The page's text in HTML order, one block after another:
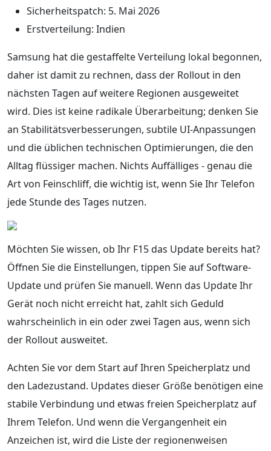
Sicherheitspatch: 5. Mai 2026
Erstverteilung: Indien
Samsung hat die gestaffelte Verteilung lokal begonnen,
daher ist damit zu rechnen, dass der Rollout in den
nächsten Tagen auf weitere Regionen ausgeweitet
wird. Dies ist keine radikale Überarbeitung; denken Sie
an Stabilitätsverbesserungen, subtile UI-Anpassungen
und die üblichen technischen Optimierungen, die den
Alltag flüssiger machen. Nichts Auffälliges - genau die
Art von Feinschliff, die wichtig ist, wenn Sie Ihr Telefon
jede Stunde des Tages nutzen.
Möchten Sie wissen, ob Ihr F15 das Update bereits hat?
Öffnen Sie die Einstellungen, tippen Sie auf Software-
Update und prüfen Sie manuell. Wenn das Update Ihr
Gerät noch nicht erreicht hat, zahlt sich Geduld
wahrscheinlich in ein oder zwei Tagen aus, wenn sich
der Rollout ausweitet.
Achten Sie vor dem Start auf Ihren Speicherplatz und
den Ladezustand. Updates dieser Größe benötigen eine
stabile Verbindung und etwas freien Speicherplatz auf
Ihrem Telefon. Und wenn die Vergangenheit ein
Anzeichen ist, wird die Liste der regionenweisen